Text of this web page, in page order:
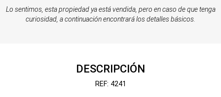
Lo sentimos, esta propiedad ya está vendida, pero en caso de que tenga
curiosidad, a continuación encontrará los detalles básicos.
DESCRIPCIÓN
REF: 4241